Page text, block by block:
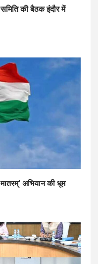
की बैठक इंदौर में
अभियान की धूम